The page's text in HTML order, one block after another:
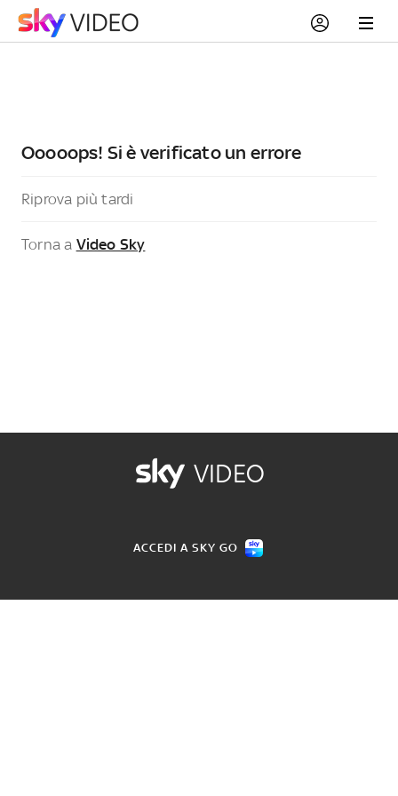
Ooooops! Si è verificato un errore
Riprova più tardi
Torna a Video Sky
VIDEO
ACCEDI A SKY GO